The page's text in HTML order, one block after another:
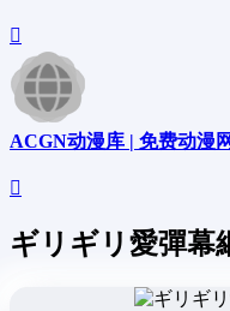
ACGN动漫库 | 免费动漫
ギリギリ愛彈幕